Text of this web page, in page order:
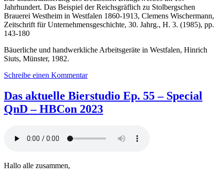
Jahrhundert. Das Beispiel der Reichsgräflich zu Stolbergschen
Brauerei Westheim in Westfalen 1860-1913, Clemens Wischermann,
Zeitschrift für Unternehmensgeschichte, 30. Jahrg., H. 3. (1985), pp.
143-180
Bäuerliche und handwerkliche Arbeitsgeräte in Westfalen, Hinrich
Siuts, Münster, 1982.
Schreibe einen Kommentarzu
aktuelle
Bierstudio
Ep.
Special
Das aktuelle Bierstudio Ep. 55 – Special
QnD – HBCon 2023
Hallo alle zusammen,